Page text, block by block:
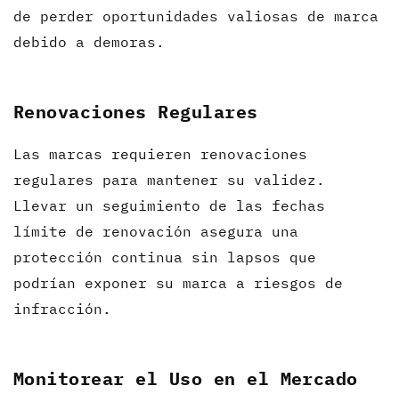
de perder oportunidades valiosas de marca
debido a demoras.
Renovaciones Regulares
Las marcas requieren renovaciones
regulares para mantener su validez.
Llevar un seguimiento de las fechas
límite de renovación asegura una
protección continua sin lapsos que
podrían exponer su marca a riesgos de
infracción.
Monitorear el Uso en el Mercado